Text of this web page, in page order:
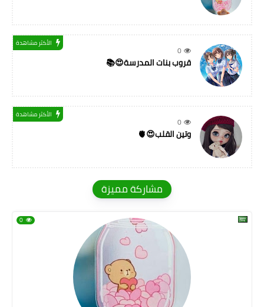
0
الأكثر مشاهدة
قروب بنات المدرسة😍📚
0
الأكثر مشاهدة
وتين القلب😍🫀
مشاركة مميزة
0